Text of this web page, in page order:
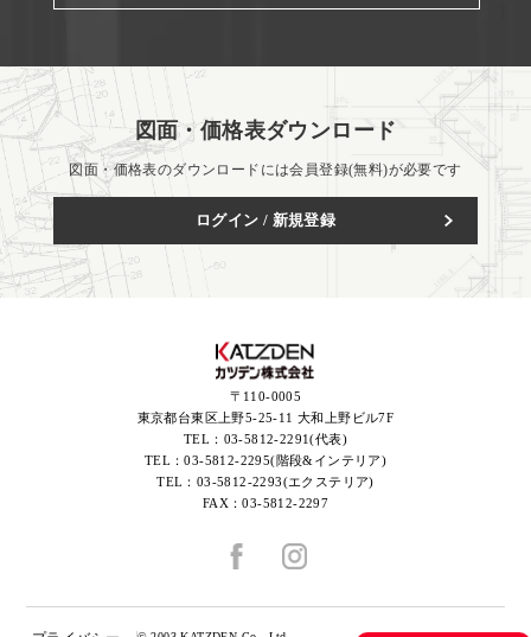
図面・価格表ダウンロード
図面・価格表のダウンロードには会員登録(無料)が必要です
ログイン / 新規登録
〒110-0005
東京都台東区上野5-25-11 大和上野ビル7F
TEL： 03-5812-2291(代表)
TEL：03-5812-2295(階段&インテリア)
TEL： 03-5812-2293(エクステリア)
FAX：03-5812-2297